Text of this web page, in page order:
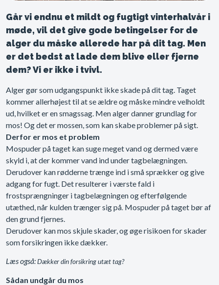
Går vi endnu et mildt og fugtigt vinterhalvår i
møde, vil det give gode betingelser for de
alger du måske allerede har på dit tag. Men
er det bedst at lade dem blive eller fjerne
dem? Vi er ikke i tvivl.
Alger gør som udgangspunkt ikke skade på dit tag. Taget
kommer allerhøjest til at se ældre og måske mindre velholdt
ud, hvilket er en smagssag. Men alger danner grundlag for
mos! Og det er mossen, som kan skabe problemer på sigt.
Derfor er mos et problem
Mospuder på taget kan suge meget vand og dermed være
skyld i, at der kommer vand ind under tagbelægningen.
Derudover kan rødderne trænge ind i små sprækker og give
adgang for fugt. Det resulterer i værste fald i
frostsprængninger i tagbelægningen og efterfølgende
utæthed, når kulden trænger sig på. Mospuder på taget bør af
den grund fjernes.
Derudover kan mos skjule skader, og øge risikoen for skader
som forsikringen ikke dækker.
Læs også:Dækker din forsikring utæt tag?
Sådan undgår du mos